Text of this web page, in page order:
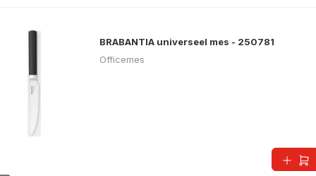
BRABANTIA universeel mes - 250781
Officemes